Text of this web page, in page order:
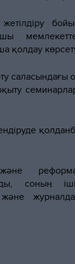
қолдау
саласындағы
соның